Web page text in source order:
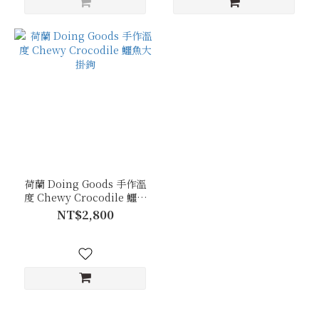
荷蘭 Doing Goods 手作溫
度 Chewy Crocodile 鱷魚
大掛鉤
NT$2,800